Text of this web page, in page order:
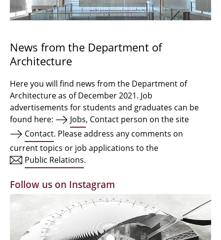
Bachelor Architecture+
Qualification profile
Semester Programme
Internationales
Facilities
Alumni | cloud club
Documents and Downloads
News from the Department of
Architecture
Here you will find news from the Department of
Architecture as of December 2021. Job
advertisements for students and graduates can be
found here:
Jobs, Contact person on the site
Contact. Please address any comments on
current topics or job applications to the
Public Relations.
Follow us on Instagram